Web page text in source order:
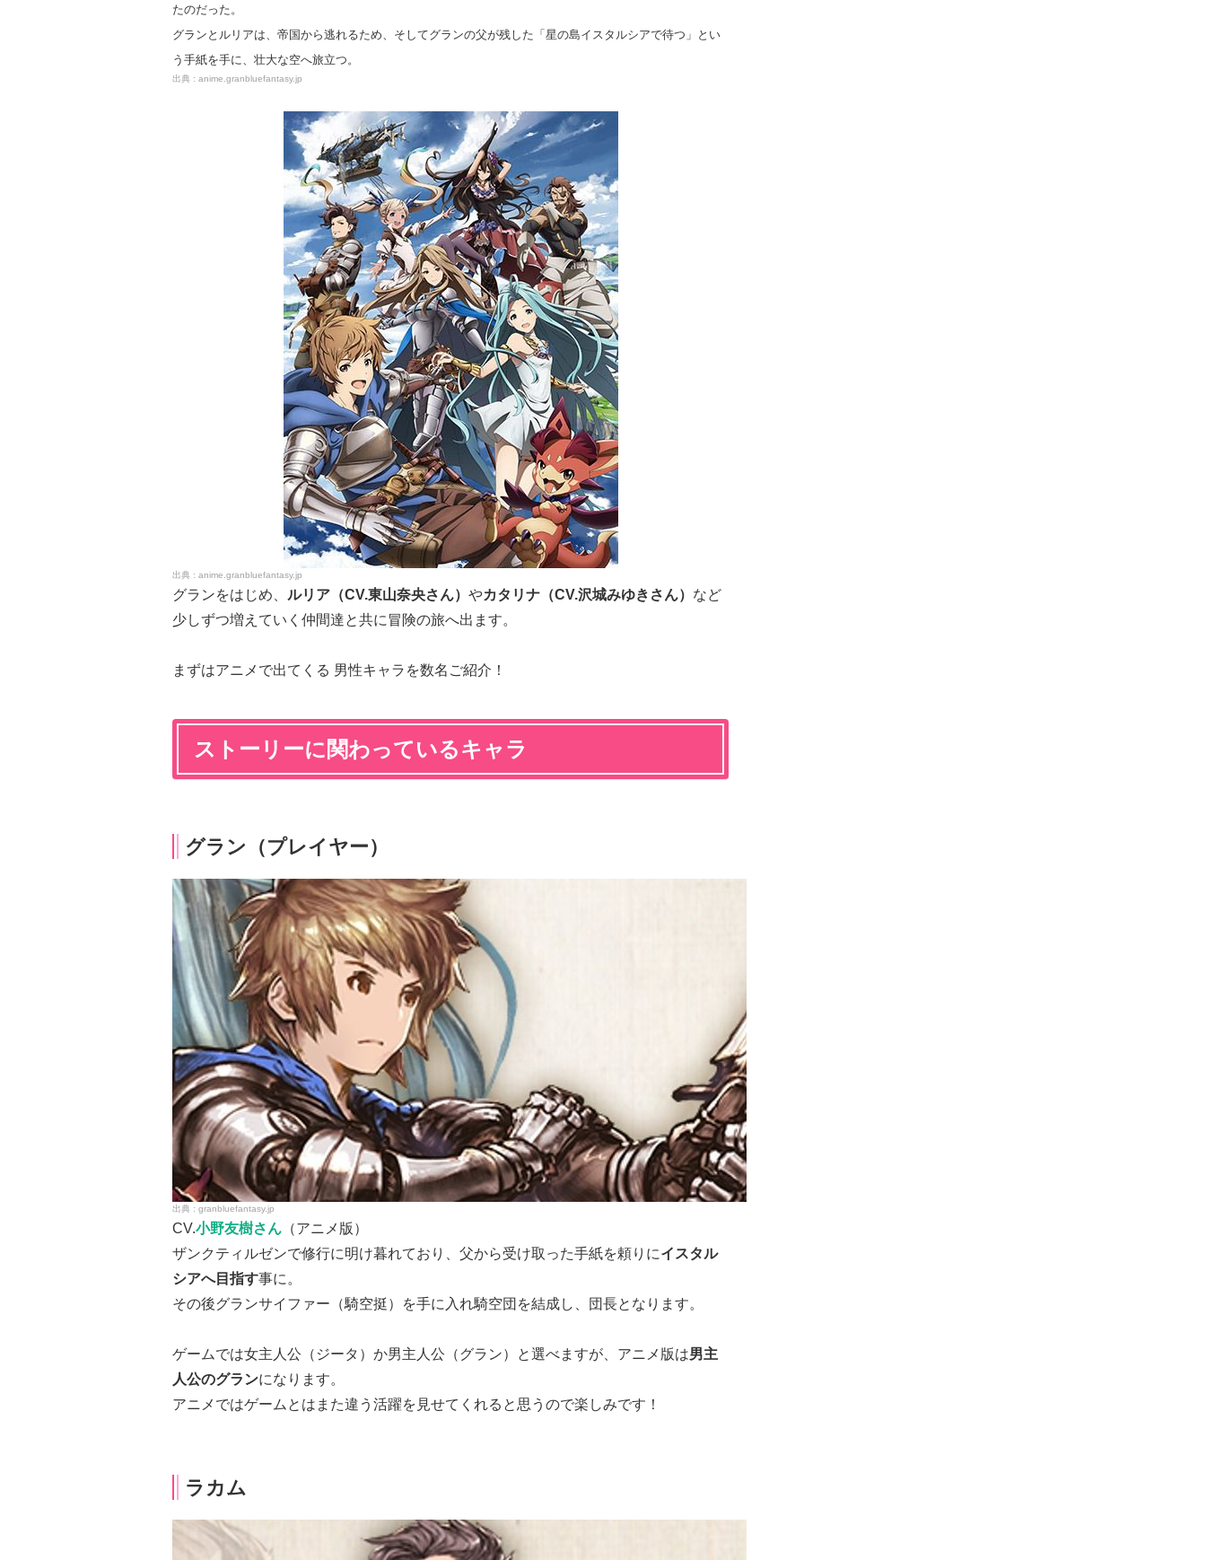
たのだった。
グランとルリアは、帝国から逃れるため、そしてグランの父が残した「星の島イスタルシアで待つ」とい
う手紙を手に、壮大な空へ旅立つ。
anime.granbluefantasy.jp
anime.granbluefantasy.jp
グランをはじめ、 ルリア（CV.東山奈央さん） やカタリナ（CV.沢城みゆきさん） など
少しずつ増えていく仲間達と共に冒険の旅へ出ます。
まずはアニメで出てくる 男性キャラを数名ご紹介！
ストーリーに関わっているキャラ
グラン（プレイヤー）
granbluefantasy.jp
CV.小野友樹さん （アニメ版）
ザンクティルゼンで修行に明け暮れており、父から受け取った手紙を頼りにイスタル
シアへ目指す事に。
その後グランサイファー（騎空挺）を手に入れ騎空団を結成し、団長となります。
ゲームでは女主人公（ジータ）か男主人公（グラン）と選べますが、アニメ版は男主
人公のグランになります。
アニメではゲームとはまた違う活躍を見せてくれると思うので楽しみです！
ラカム